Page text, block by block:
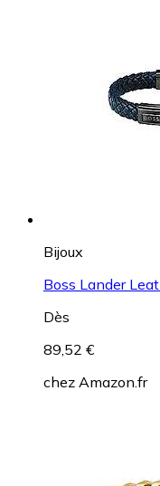
Bijoux
Boss Lander
Dès
89,52 €
chez Amazon.fr